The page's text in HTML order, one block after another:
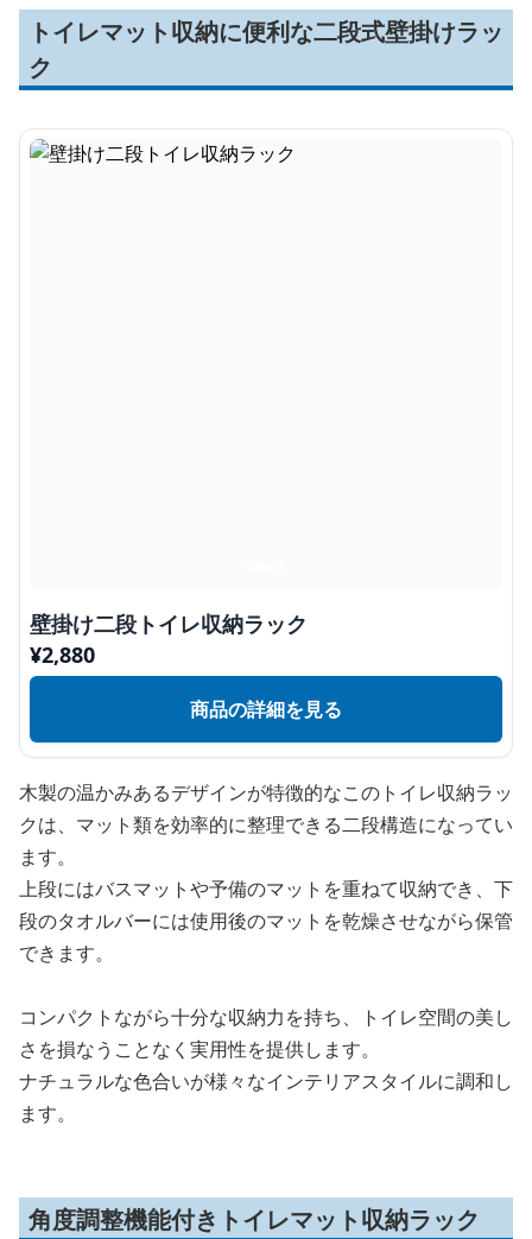
トイレマット収納に便利な二段式壁掛けラッ
ク
壁掛け二段トイレ収納ラック
¥2,880
商品の詳細を見る
木製の温かみあるデザインが特徴的なこのトイレ収納ラッ
クは、マット類を効率的に整理できる二段構造になってい
ます。
上段にはバスマットや予備のマットを重ねて収納でき、下
段のタオルバーには使用後のマットを乾燥させながら保管
できます。
コンパクトながら十分な収納力を持ち、トイレ空間の美し
さを損なうことなく実用性を提供します。
ナチュラルな色合いが様々なインテリアスタイルに調和し
ます。
角度調整機能付きトイレマット収納ラック